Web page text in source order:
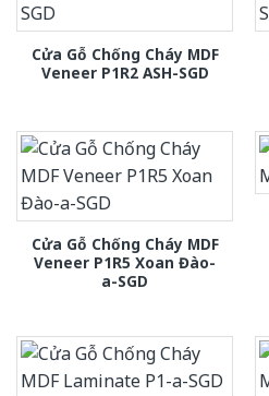
Cửa Gỗ Chống Cháy MDF
Veneer P1R2 ASH-SGD
Cửa Gỗ Chống Cháy MDF
Veneer P1R5 Xoan Đào-
a-SGD